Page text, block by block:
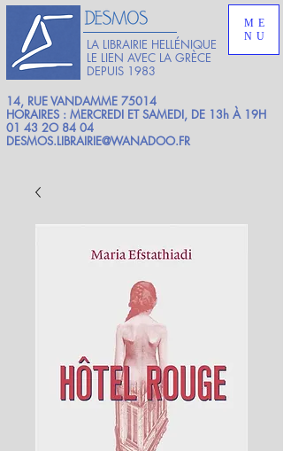
LA LIBRAIRIE HELLÉNIQUE
LE LIEN AVEC LA GRÈCE
DEPUIS 1983
ME
NU
14, RUE VANDAMME 75014
HORAIRES : MERCREDI ET SAMEDI, DE 13h À 19H
01 43 2O 84 04
DESMOS.LIBRAIRIE@WANADOO.FR